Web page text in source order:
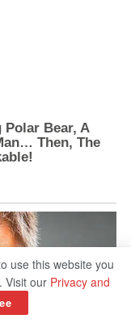
use this website you
Visit our Privacy and